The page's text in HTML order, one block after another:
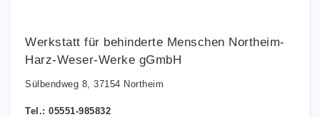
Werkstatt für behinderte Menschen Northeim-
Harz-Weser-Werke gGmbH
Sülbendweg 8, 37154 Northeim
Tel.: 05551-985832